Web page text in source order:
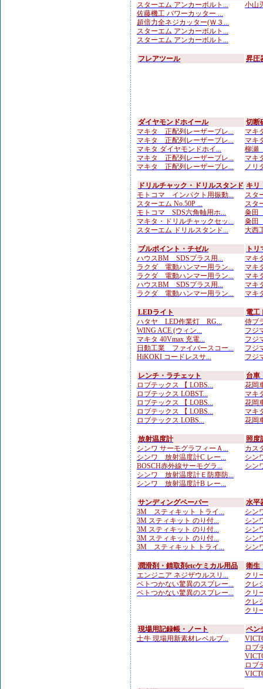
スターエム アンカーボルト...
佐藤機工 パワーカッター ...
超倍力全ネジカッター(Ｗ３...
スターエム アンカーボルト...
スターエム アンカーボルト...
小山
フレアツール 昇圧
ダイヤモンドホイール
マキタ 正配列レーザーブレ...
マキタ 正配列レーザーブレ...
マキタ ダイヤモンドホイ...
マキタ 正配列レーザーブレ...
マキタ 正配列レーザーブレ...
切断
マキ
マキ
柳瀬
マキ
ノリ
ドリルチャック・ドリルスタンド
モトコマ インパクト用振動...
スターエム No.50P ...
モトコマ SDS六角軸用ホ...
マキタ・ドリルチャックセッ...
スターエム ドリルスタンド...
キリ
スタ
スタ
粂田
粂田
大西
ブルポイント・チゼル
ハウスBM SDSプラス用...
ラクダ 電動ハンマー用ラン...
ラクダ 電動ハンマー用ラン...
ハウスBM SDSプラス用...
ラクダ 電動ハンマー用ラン...
ト
マキ
マキ
マキ
マキ
マキ
LEDライト
ハタヤ LED作業灯 RG...
WING ACE (ウィン...
マキタ 40Vmax 充電...
日動工業 ファイバースコー...
HiKOKI コードレスサ...
電工
侍ブ
フジ
フジ
フジ
フジ
レンチ・ラチェット
ロブテックス 【 LOBS...
ロブテックス LOBST...
ロブテックス 【 LOBS...
ロブテックス 【 LOBS...
ロブテックス LOBS...
台車
花岡
マキ
花岡
マキ
花岡
放射温度計
シンワ サーモグラフィーＡ...
シンワ 放射温度計C レー...
BOSCH赤外線サーモグラ...
シンワ 放射温度計Ｅ防塵防...
シンワ 放射温度計B レー...
照度
カス
シン
シン
サンディングペーパー
3M スティキット トライ...
3M スティキット のり付...
3M スティキット のり付...
3M スティキット のり付...
3M スティキット トライ...
水平
シン
シン
シン
シン
シン
潤滑剤・錆取剤etcケミカル用品
エンジニア ネジザウルスリ...
ベトつかない驚異のスプレー...
ベトつかない驚異のスプレー...
衛生
クリ
クレ
クリ
クレ
クリ
現場用記録帳・ノート
土牛 現場用新素材レベルブ...
ペン
ロブ
ロブ